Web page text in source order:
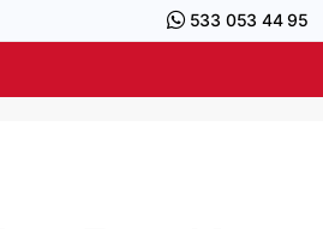
533 053 44 95